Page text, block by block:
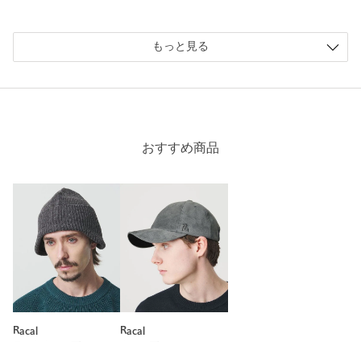
もっと見る
おすすめ商品
Racal
Racal